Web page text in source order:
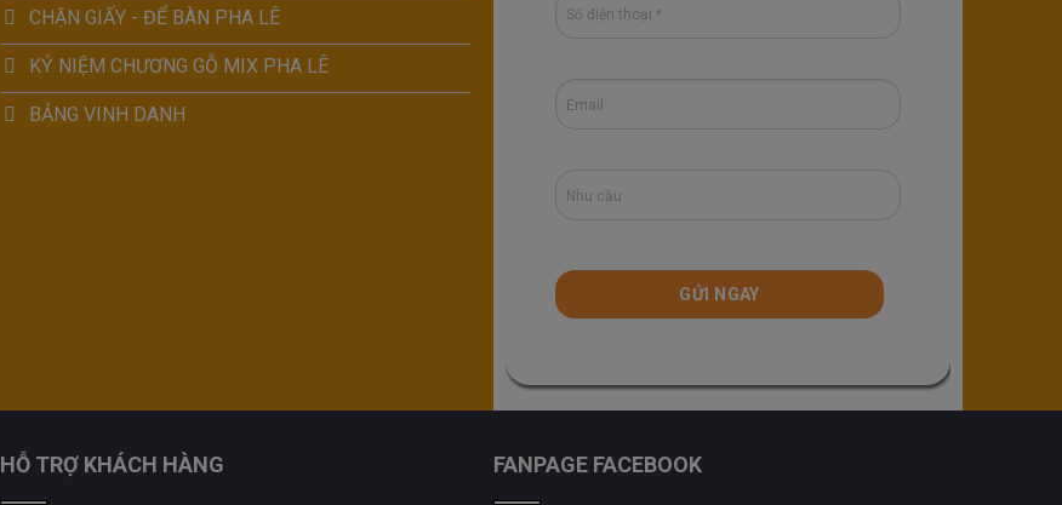
CHẶN GIẤY - ĐỂ BÀN PHA LÊ
KỶ NIỆM CHƯƠNG GỖ MIX PHA LÊ
BẢNG VINH DANH
HỖ TRỢ KHÁCH HÀNG FANPAGE FACEBOOK